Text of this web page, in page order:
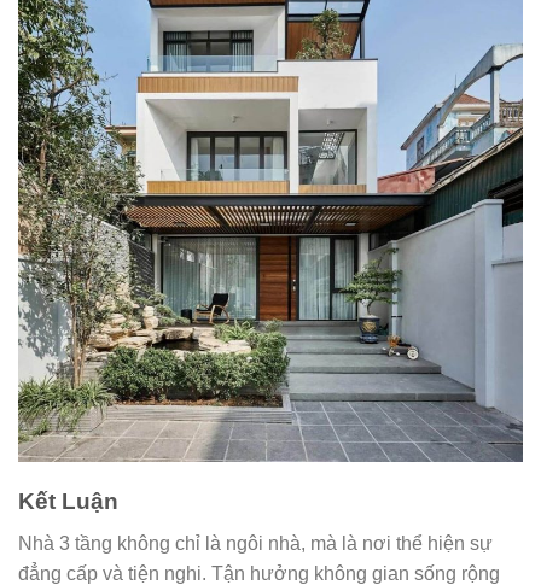
Kết Luận
Nhà 3 tầng không chỉ là ngôi nhà, mà là nơi thể hiện sự
đẳng cấp và tiện nghi. Tận hưởng không gian sống rộng